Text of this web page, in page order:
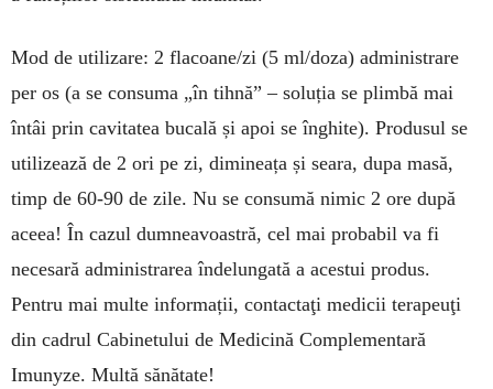
Mod de utilizare: 2 flacoane/zi (5 ml/doza) administrare
per os (a se consuma „în tihnă” – soluția se plimbă mai
întâi prin cavitatea bucală și apoi se înghite). Produsul se
utilizează de 2 ori pe zi, dimineața și seara, dupa masă,
timp de 60-90 de zile. Nu se consumă nimic 2 ore după
aceea! În cazul dumneavoastră, cel mai probabil va fi
necesară administrarea îndelungată a acestui produs.
Pentru mai multe informații, contactaţi medicii terapeuţi
din cadrul Cabinetului de Medicină Complementară
Imunyze. Multă sănătate!